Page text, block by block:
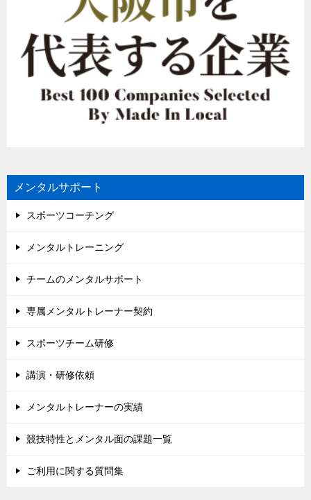
メンタルサポート
スポーツコーチング
メンタルトレーニング
チームのメンタルサポート
専属メンタルトレーナー契約
スポーツチーム研修
講演・研修依頼
メンタルトレーナーの実績
競技特性とメンタル面の課題一覧
ご利用に関する質問集